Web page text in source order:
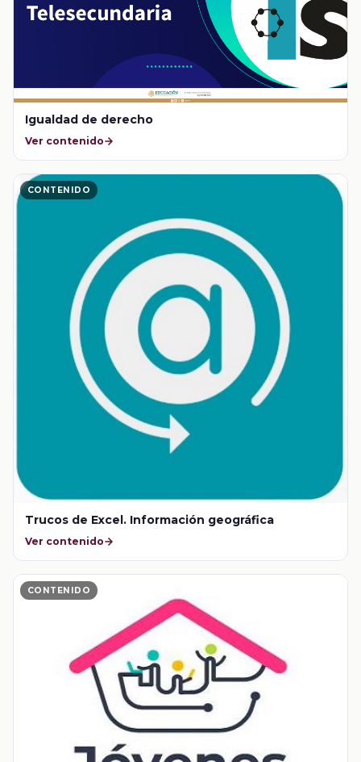
Igualdad de derecho
Ver contenido
CONTENIDO
Trucos de Excel. Información geográfica
Ver contenido
CONTENIDO